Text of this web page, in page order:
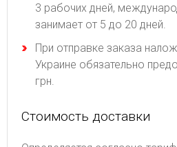
3 рабочих дней,
занимает от 5 до 20 дней.
При отправке заказа
Украине обязательно
грн.
Стоимость доставки